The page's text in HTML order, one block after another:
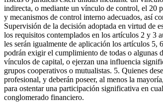
indirecta, o mediante un vínculo de control, el 20
y mecanismos de control interno adecuados, así
Supervisión de la decisión adoptada en virtud de
los requisitos contemplados en los artículos 2 y 3
les serán igualmente de aplicación los artículos 5,
podrán exigir el cumplimiento de todas o algunas
vínculos de capital, o ejerzan una influencia
grupos cooperativos o mutualistas. 5. Quienes
profesional, y deberán poseer, al menos la
para ostentar una participación significativa en
conglomerado financiero.